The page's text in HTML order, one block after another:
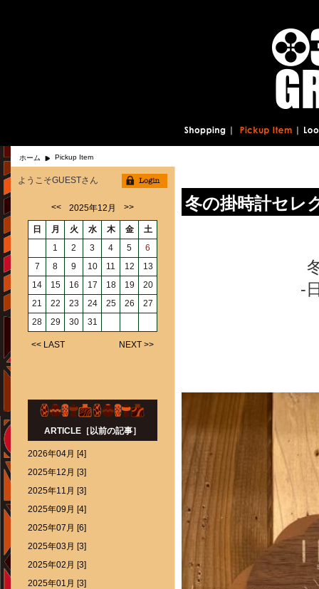
ホーム Pickup Item
冬の掛時計セ
-
ようこそGUESTさん
<< 2025年12月 >>
日 月 火 水 木 金
土
1
2 3 4 5
6
7
8 9 10 11 12
13
14
15 16 17 18 19
20
21
22 23 24 25 26
27
28
29 30 31
<< LAST NEXT >>
ARTICLE［以前の記事］
2026年04月 [4]
2025年12月 [3]
2025年11月 [3]
2025年09月 [4]
2025年07月 [6]
2025年03月 [3]
2025年02月 [3]
2025年01月 [3]